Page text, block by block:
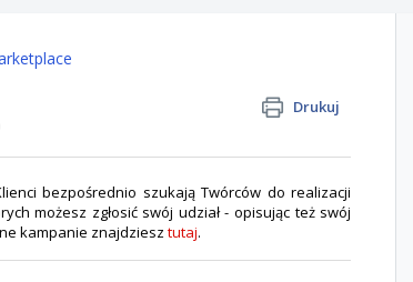
Drukuj
bezpośrednio szukają Twórców do realizacji
możesz zgłosić swój udział - opisując też swój
kampanie znajdziesz tutaj.